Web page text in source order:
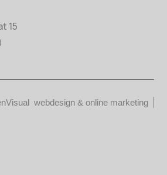
15
webdesign & online marketing